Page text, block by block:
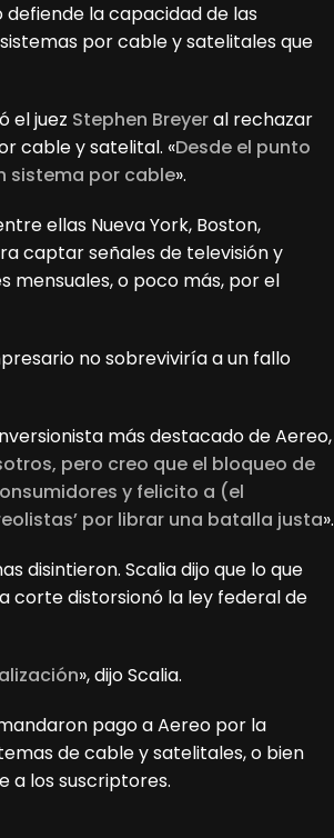
la capacidad de las
por cable y satelitales que
el juez Stephen Breyeral rechazar
cable y satelital. «Desde el punto
sistema por cable».
ellas Nueva York, Boston,
captar señales de televisión y
mensuales, o poco más, por el
no sobreviviría a un fallo
más destacado de Aereo,
pero creo que el bloqueo de
y felicito a (el
por librar una batalla justa».
disintieron. Scalia dijo que lo que
corte distorsionó la ley federal de
», dijo Scalia.
pago a Aereo por la
de cable y satelitales, o bien
a los suscriptores.